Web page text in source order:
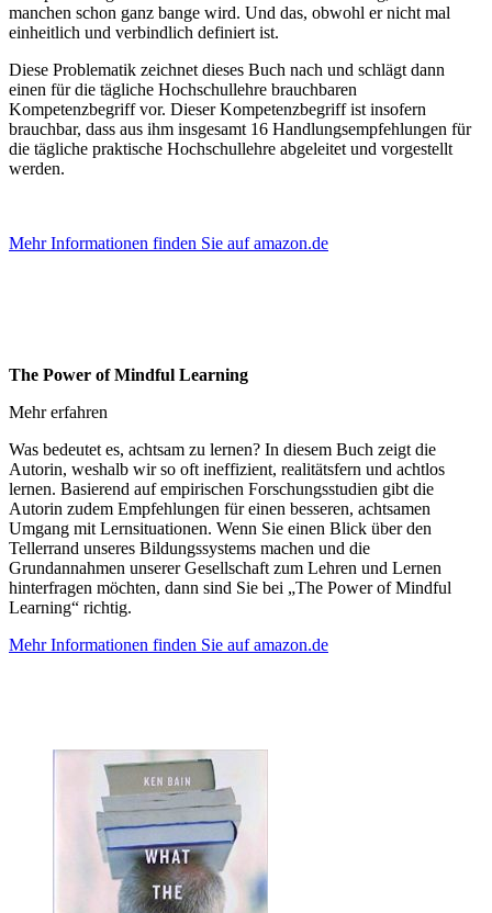
manchen schon ganz bange wird. Und das, obwohl er nicht mal
einheitlich und verbindlich definiert ist.
Diese Problematik zeichnet dieses Buch nach und schlägt dann
einen für die tägliche Hochschullehre brauchbaren
Kompetenzbegriff vor. Dieser Kompetenzbegriff ist insofern
brauchbar, dass aus ihm insgesamt 16 Handlungsempfehlungen für
die tägliche praktische Hochschullehre abgeleitet und vorgestellt
werden.
Mehr Informationen finden Sie auf amazon.de
The Power of Mindful Learning
Mehr erfahren
Was bedeutet es, achtsam zu lernen? In diesem Buch zeigt die
Autorin, weshalb wir so oft ineffizient, realitätsfern und achtlos
lernen. Basierend auf empirischen Forschungsstudien gibt die
Autorin zudem Empfehlungen für einen besseren, achtsamen
Umgang mit Lernsituationen. Wenn Sie einen Blick über den
Tellerrand unseres Bildungssystems machen und die
Grundannahmen unserer Gesellschaft zum Lehren und Lernen
hinterfragen möchten, dann sind Sie bei „The Power of Mindful
Learning“ richtig.
Mehr Informationen finden Sie auf amazon.de